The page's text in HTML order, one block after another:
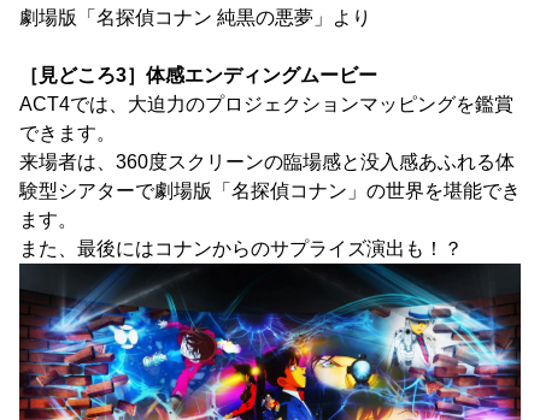
劇場版「名探偵コナン 純黒の悪夢」より
［見どころ3］体感エンディングムービー
ACT4では、大迫力のプロジェクションマッピングを鑑賞
できます。
来場者は、360度スクリーンの臨場感と没入感あふれる体
験型シアターで劇場版「名探偵コナン」の世界を堪能でき
ます。
また、最後にはコナンからのサプライズ演出も！？